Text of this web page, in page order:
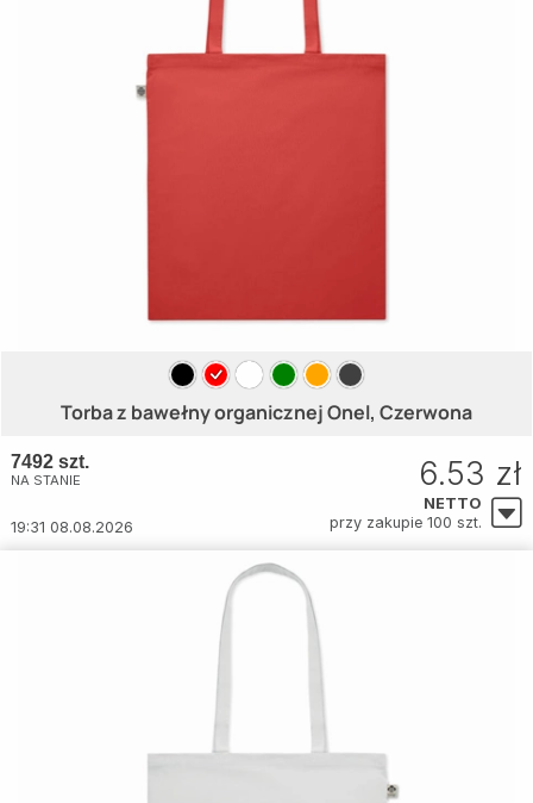
Torba z bawełny organicznej Onel, Czerwona
7492 szt.
NA STANIE
19:31 08.08.2026
6.53 zł
NETTO
przy zakupie 100 szt.